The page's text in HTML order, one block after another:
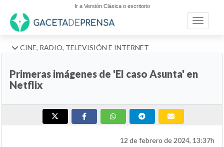
Ir a Versión Clásica o escritorio
Toggle
CINE, RADIO, TELEVISIÓN E INTERNET
Primeras imágenes de 'El caso Asunta' en
Netflix
12 de febrero de 2024, 13:37h